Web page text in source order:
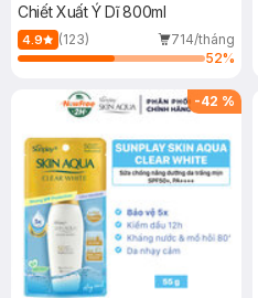
Chiết Xuất Ý Dĩ 800ml
4.9 (123)
714/tháng
52%
-42 %